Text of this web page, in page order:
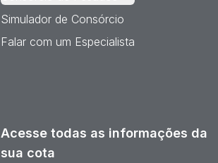
Simulador de Consórcio
Falar com um Especialista
Acesse todas as informações da
sua cota